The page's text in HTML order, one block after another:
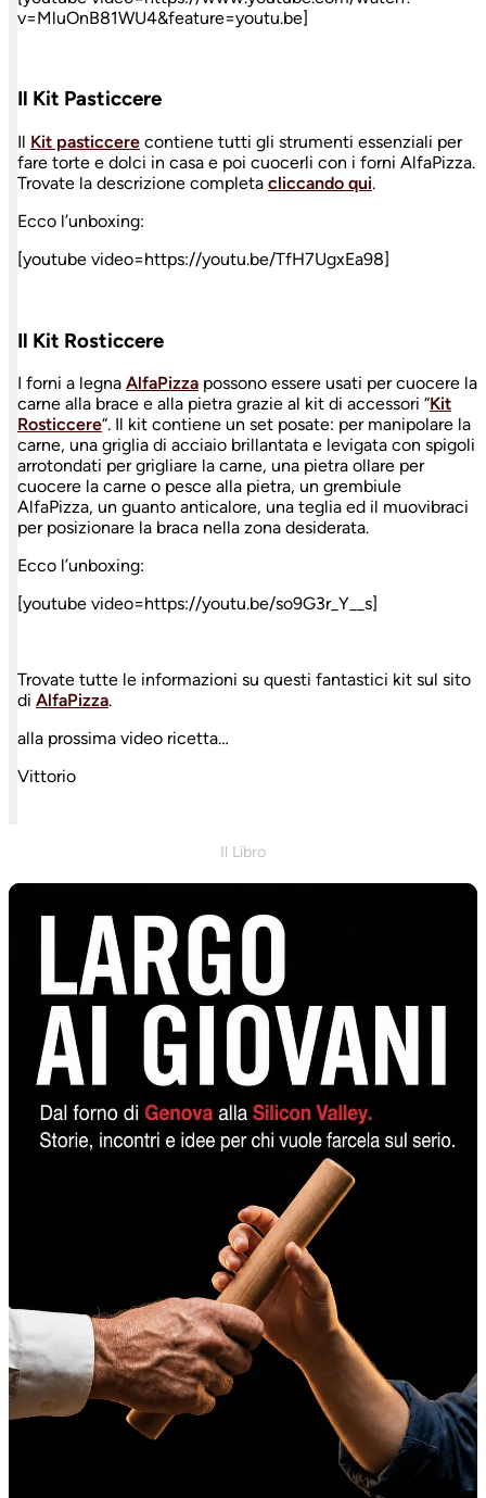
v=MluOnB81WU4&feature=youtu.be]
Il Kit Pasticcere
Il Kit pasticcere contiene tutti gli strumenti essenziali per
fare torte e dolci in casa e poi cuocerli con i forni AlfaPizza.
Trovate la descrizione completa cliccando qui.
Ecco l’unboxing:
[youtube video=https://youtu.be/TfH7UgxEa98]
Il Kit Rosticcere
I forni a legna AlfaPizza possono essere usati per cuocere la
carne alla brace e alla pietra grazie al kit di accessori “Kit
Rosticcere“. Il kit contiene un set posate: per manipolare la
carne, una griglia di acciaio brillantata e levigata con spigoli
arrotondati per grigliare la carne, una pietra ollare per
cuocere la carne o pesce alla pietra, un grembiule
AlfaPizza, un guanto anticalore, una teglia ed il muovibraci
per posizionare la braca nella zona desiderata.
Ecco l’unboxing:
[youtube video=https://youtu.be/so9G3r_Y__s]
Trovate tutte le informazioni su questi fantastici kit sul sito
di AlfaPizza.
alla prossima video ricetta…
Vittorio
Il Libro